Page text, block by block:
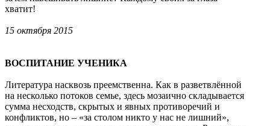
хватит!
15 октября 2015
ВОСПИТАНИЕ УЧЕНИКА
Литература насквозь преемственна. Как в разветвлённой
на несколько потоков семье, здесь мозаично складывается
сумма несходств, скрытых и явных противоречий и
конфликтов, но – «за столом никто у нас не лишний»,